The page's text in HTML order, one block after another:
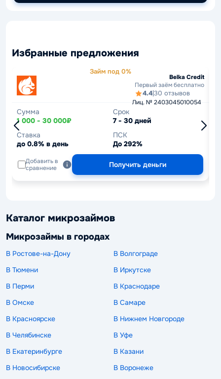
Избранные предложения
Займ под 0%
Belka Credit
Первый заём бесплатно
Лиц. № 2403045010054
4.4|30 отзывов
Сумма
1 000 - 30 000₽
Срок
7 - 30 дней
Ставка
до 0.8% в день
ПСК
До 292%
Добавить в
сравнение
Получить деньги
Каталог микрозаймов
Микрозаймы в городах
В Ростове-на-Дону
В Волгограде
В Тюмени
В Иркутске
В Перми
В Краснодаре
В Омске
В Самаре
В Красноярске
В Нижнем Новгороде
В Челябинске
В Уфе
В Екатеринбурге
В Казани
В Новосибирске
В Воронеже